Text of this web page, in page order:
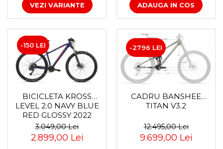
Roți față
Schimbătoare
Schimbătoare față
Schimbătoare spate
Piese schimbătoare
Șei
Tije telescopice
Coliere tije șa
Manete tije telescopice
Piese tije sa
VEZI VARIANTE ADAUGA IN COS
-150 LEI
BICICLETA KROSS
LEVEL 2.0 NAVY BLUE
RED GLOSSY 2022
3.049,00 Lei
2.899,00 Lei
-2796 LEI
CADRU BANSHEE
TITAN V3.2
12.495,00 Lei
9.699,00 Lei